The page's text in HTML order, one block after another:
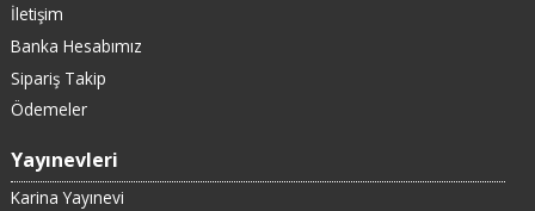
İletişim
Banka Hesabımız
Sipariş Takip
Ödemeler
Yayınevleri
Karina Yayınevi